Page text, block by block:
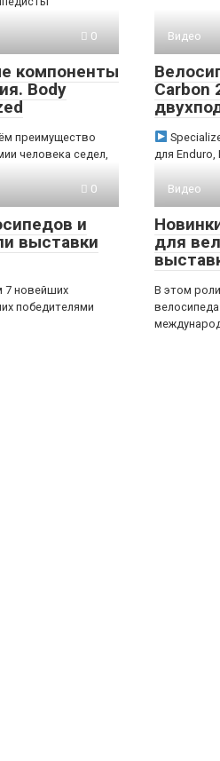
0
компоненты
Body
преимущество
человека седел,
Видео
Carbon
для Enduro,
0
и
выставки
7 новейших
победителями
Видео
для
В этом